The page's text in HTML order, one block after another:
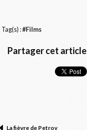
Tag(s) :#Films
Partager cet article
La fièvre de Petrov